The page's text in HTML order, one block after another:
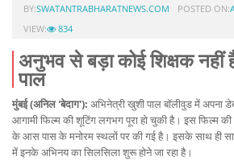
BY:SWATANTRABHARATNEWS.COM POSTED ON:
VIEW:
834
अनुभव से बड़ा कोई शिक्षक नहीं
पाल
मुंबई (अनिल 'बेदाग'): अभिनेत्री खुशी पाल बॉलीवुड में अपना
आगामी फिल्म की शूटिंग लगभग पूरा हो चुकी है। इस फिल्म की
के आस पास के मनोरम स्थलों पर की गई है। इसके साथ ही
में इनके अभिनय का सिलसिला शुरू होने जा रहा है।